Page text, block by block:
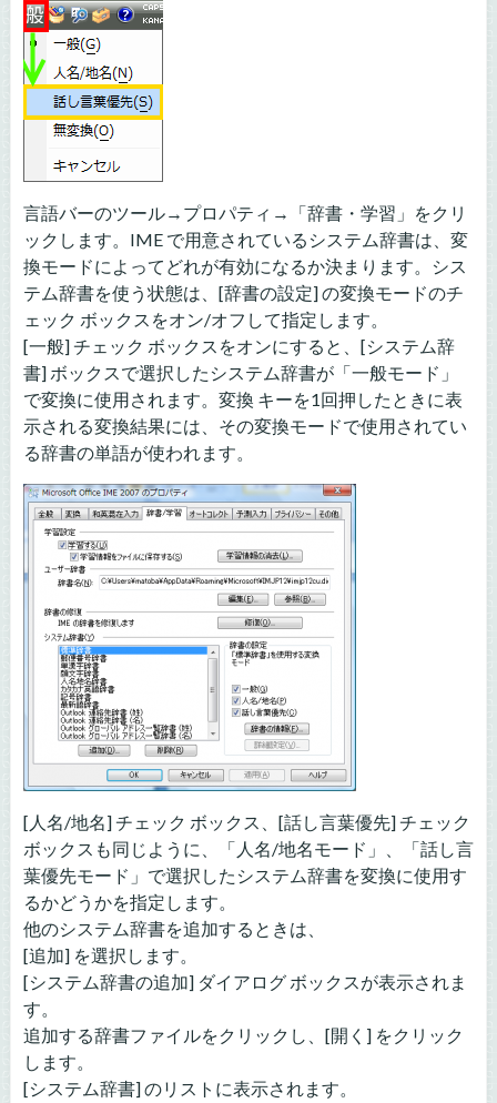
言語バーのツール→プロパティ→「辞書・学習」をクリ
ックします。IME で用意されているシステム辞書は、変
換モードによってどれが有効になるか決まります。シス
テム辞書を使う状態は、[辞書の設定] の変換モードのチ
ェック ボックスをオン/オフして指定します。
[一般] チェック ボックスをオンにすると、[システム辞
書] ボックスで選択したシステム辞書が「一般モード」
で変換に使用されます。変換 キーを1回押したときに表
示される変換結果には、その変換モードで使用されてい
る辞書の単語が使われます。
[人名/地名] チェック ボックス、[話し言葉優先] チェック
ボックスも同じように、「人名/地名モード」、「話し言
葉優先モード」で選択したシステム辞書を変換に使用す
るかどうかを指定します。
他のシステム辞書を追加するときは、
[追加] を選択します。
[システム辞書の追加] ダイアログ ボックスが表示されま
す。
追加する辞書ファイルをクリックし、[開く] をクリック
します。
[システム辞書] のリストに表示されます。